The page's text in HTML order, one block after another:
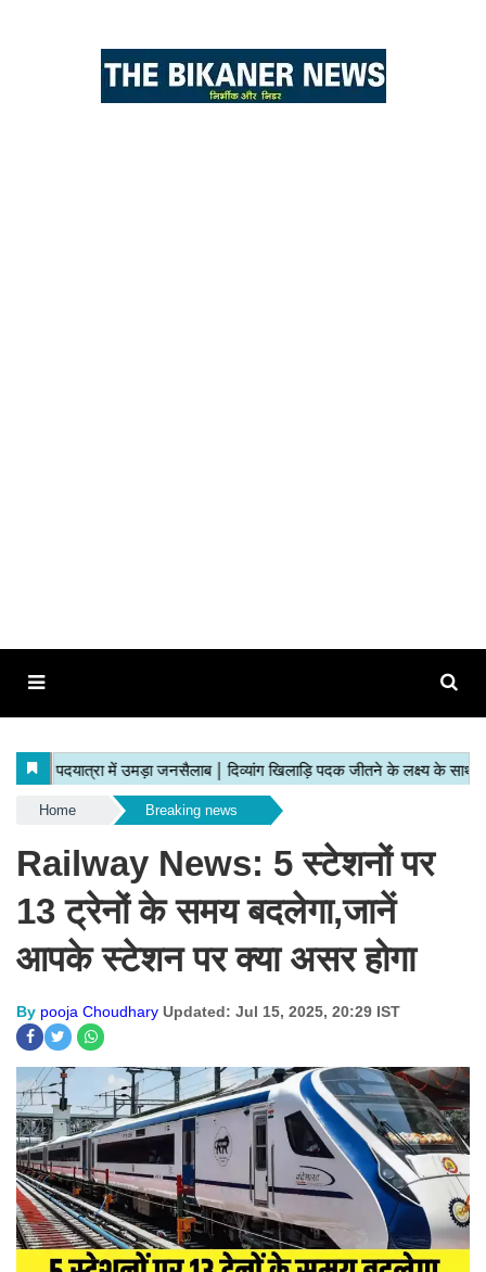
Home Breaking news
Railway News: 5 स्टेशनों पर
13 ट्रेनों के समय बदलेगा,जानें
आपके स्टेशन पर क्या असर होगा
By pooja Choudhary Updated: Jul 15, 2025, 20:29 IST